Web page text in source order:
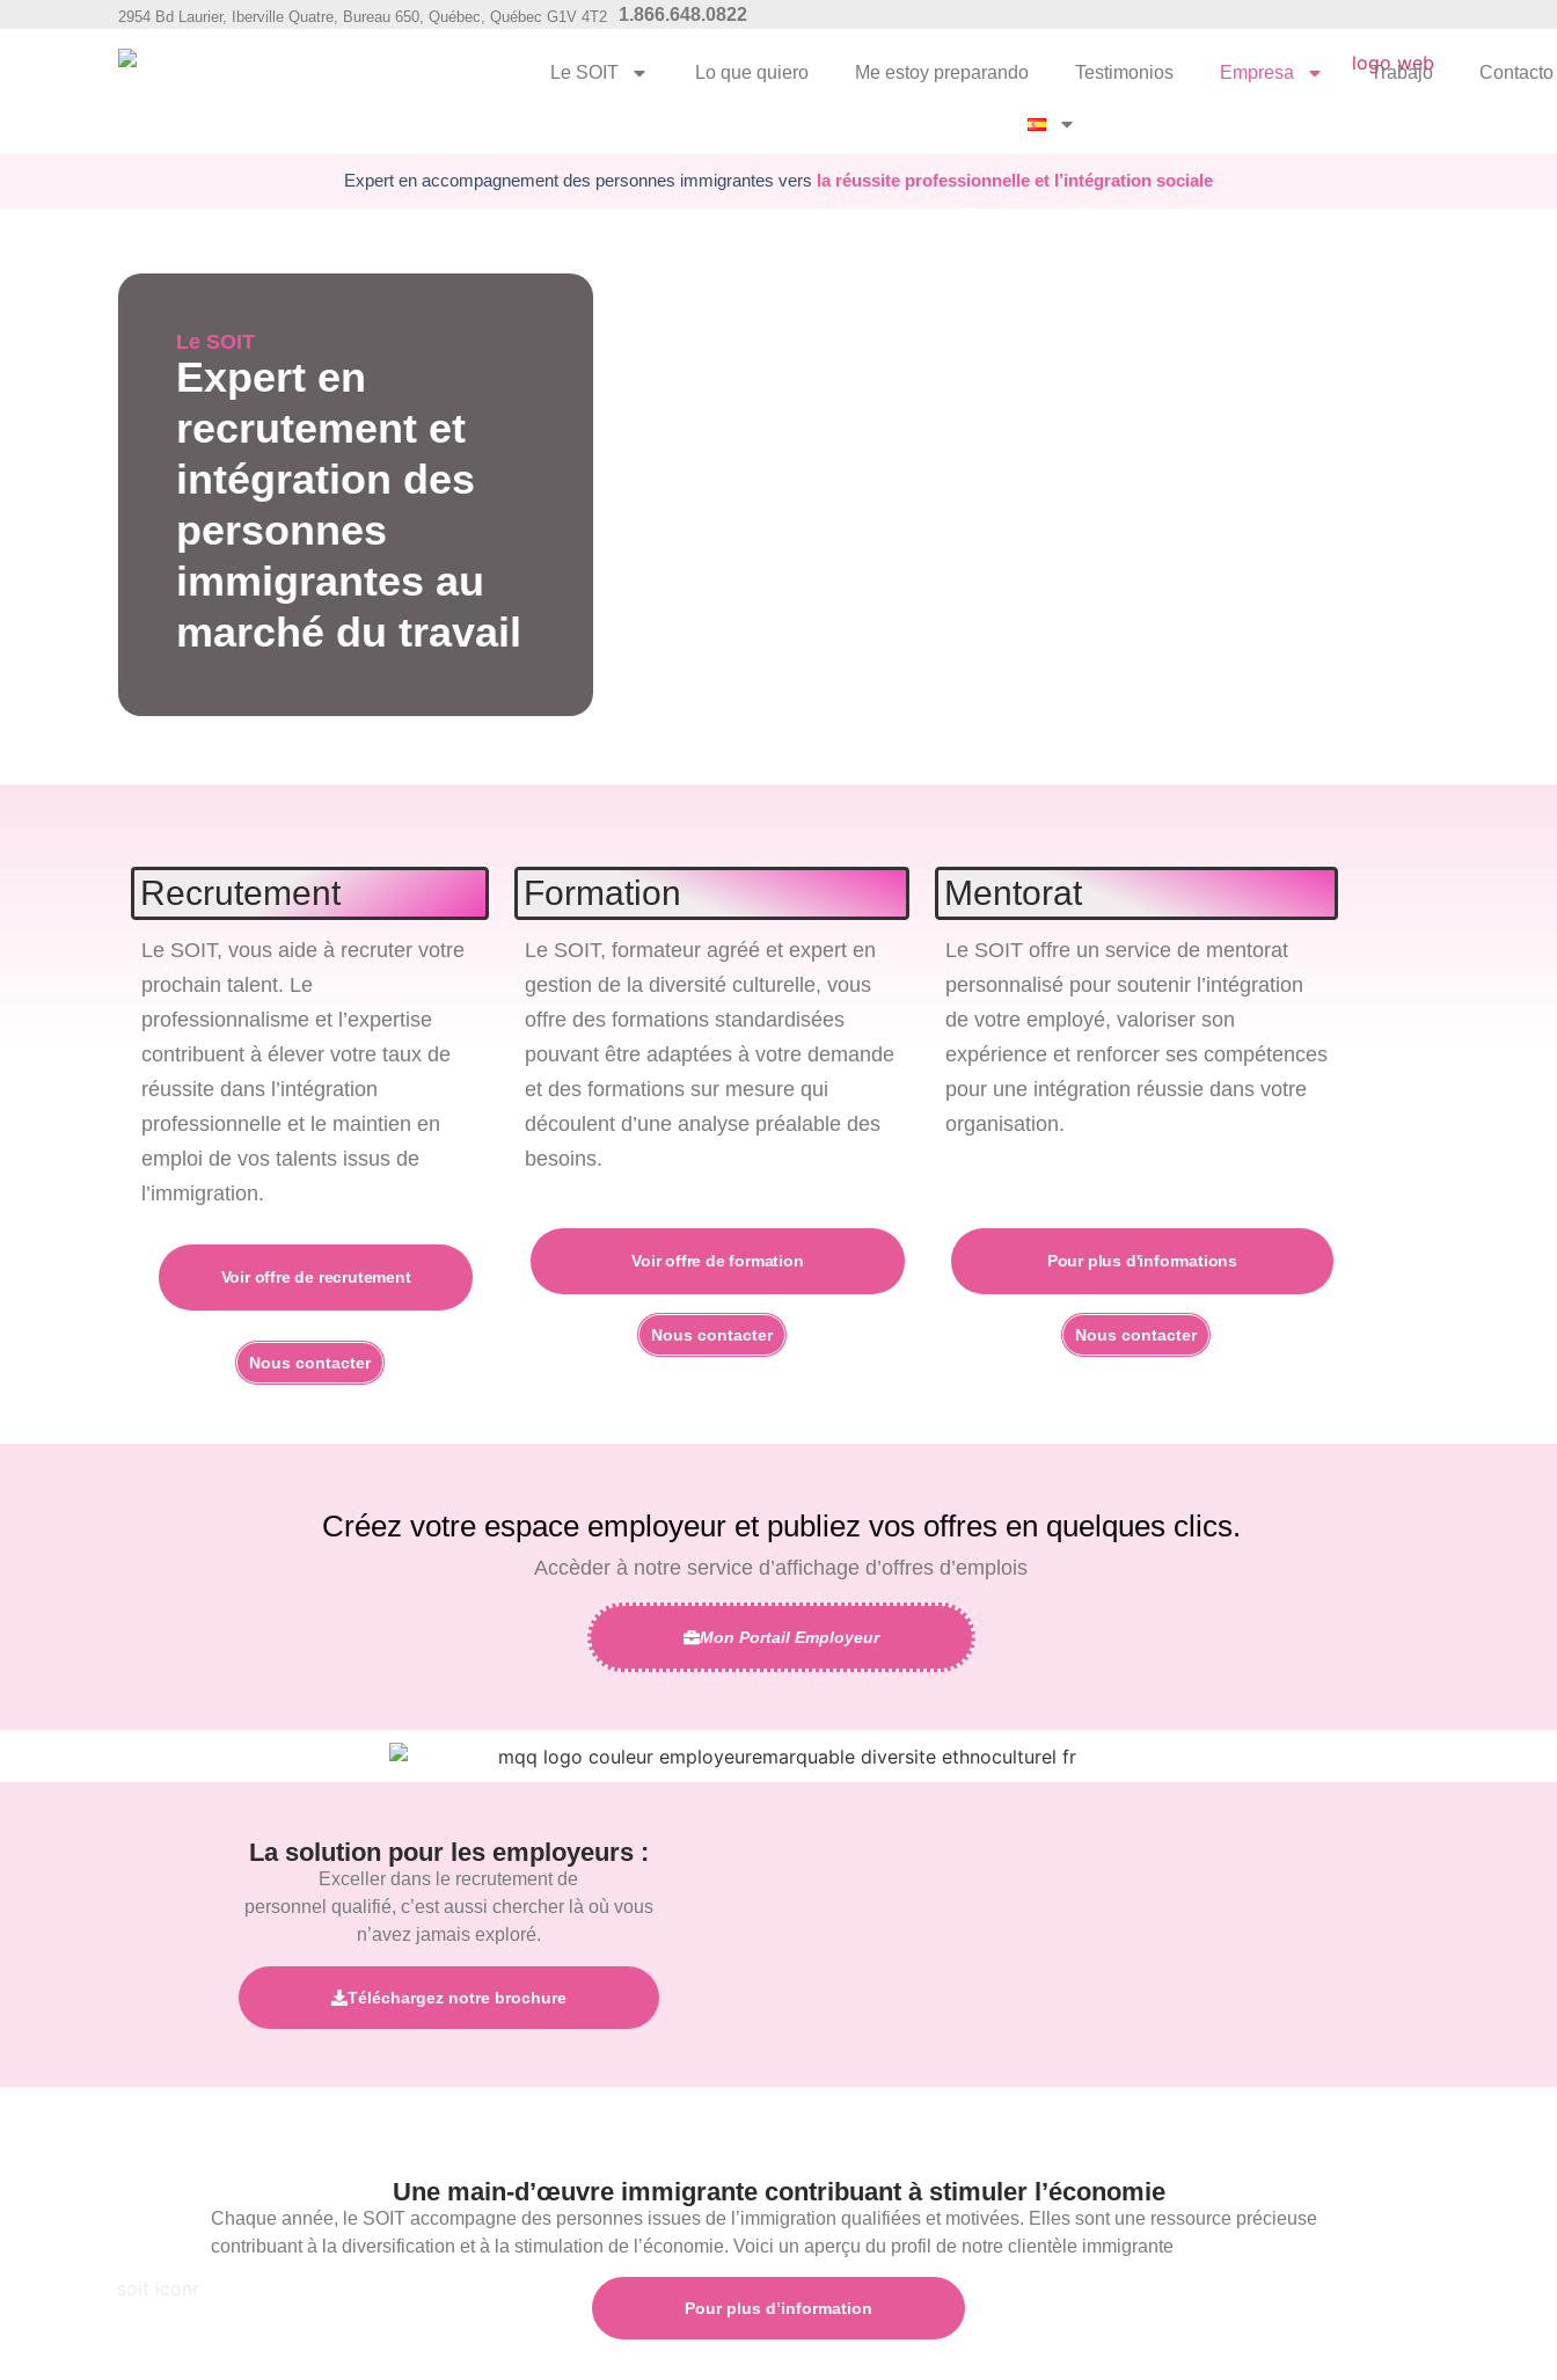
2954 Bd Laurier, Iberville Quatre, Bureau 650, Québec, Québec G1V 4T2 1.866.648.0822
Le SOIT Lo que quiero Me estoy preparando Testimonios Empresa Trabajo Contacto
Expert en accompagnement des personnes immigrantes vers la réussite professionnelle et l’intégration sociale
Expert en
recrutement et
intégration des
personnes
immigrantes au
marché du travail
Le SOIT
Recrutement
Le SOIT, vous aide à recruter votre
prochain talent. Le
professionnalisme et l’expertise
contribuent à élever votre taux de
réussite dans l’intégration
professionnelle et le maintien en
emploi de vos talents issus de
l’immigration.
Voir offre de recrutement
Nous contacter
Formation
Le SOIT, formateur agréé et expert en
gestion de la diversité culturelle, vous
offre des formations standardisées
pouvant être adaptées à votre demande
et des formations sur mesure qui
découlent d’une analyse préalable des
besoins.
Voir offre de formation
Nous contacter
Mentorat
Le SOIT offre un service de mentorat
personnalisé pour soutenir l’intégration
de votre employé, valoriser son
expérience et renforcer ses compétences
pour une intégration réussie dans votre
organisation.
Pour plus d'informations
Nous contacter
Créez votre espace employeur et publiez vos offres en quelques clics.
Accèder à notre service d’affichage d’offres d’emplois
Mon Portail Employeur
La solution pour les employeurs :
Exceller dans le recrutement de
personnel qualifié, c’est aussi chercher là où vous
n’avez jamais exploré.
Téléchargez notre brochure
Une main-d’œuvre immigrante contribuant à stimuler l’économie
Chaque année, le SOIT accompagne des personnes issues de l’immigration qualifiées et motivées. Elles sont une ressource précieuse
contribuant à la diversification et à la stimulation de l’économie. Voici un aperçu du profil de notre clientèle immigrante
Pour plus d’information